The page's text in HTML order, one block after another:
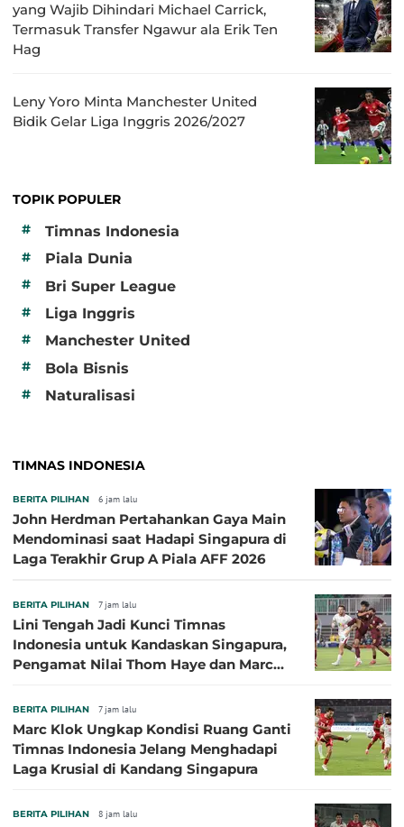
yang Wajib Dihindari Michael Carrick,
Termasuk Transfer Ngawur ala Erik Ten
Hag
Leny Yoro Minta Manchester United
Bidik Gelar Liga Inggris 2026/2027
TOPIK POPULER
#
Timnas Indonesia
# Piala Dunia
# Bri Super League
# Liga Inggris
# Manchester United
# Bola Bisnis
# Naturalisasi
TIMNAS INDONESIA
BERITA PILIHAN 6 jam lalu
John Herdman Pertahankan Gaya Main
Mendominasi saat Hadapi Singapura di
Laga Terakhir Grup A Piala AFF 2026
BERITA PILIHAN 7 jam lalu
Lini Tengah Jadi Kunci Timnas
Indonesia untuk Kandaskan Singapura,
Pengamat Nilai Thom Haye dan Marc
BERITA PILIHAN 7 jam lalu
Marc Klok Ungkap Kondisi Ruang Ganti
Timnas Indonesia Jelang Menghadapi
Laga Krusial di Kandang Singapura
BERITA PILIHAN 8 jam lalu